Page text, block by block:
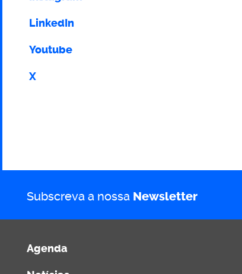
LinkedIn
Youtube
X
Subscreva a nossa Newsletter
Agenda